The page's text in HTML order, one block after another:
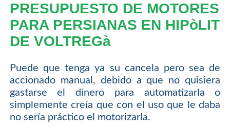
PRESUPUESTO DE MOTORES
PARA PERSIANAS EN HIPòLIT
DE VOLTREGà
Puede que tenga ya su cancela pero sea de
accionado manual, debido a que no quisiera
gastarse el dinero para automatizarla o
simplemente creía que con el uso que le daba
no sería práctico el motorizarla.